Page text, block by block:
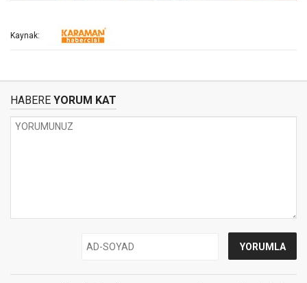
Kaynak:
HABERE YORUM KAT